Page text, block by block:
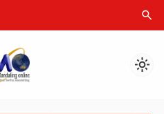
search
light_mode